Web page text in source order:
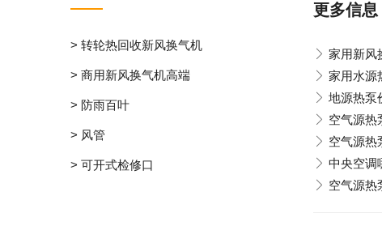
更多信息
家用新风
家用水源
地源热泵
空气源热
空气源热
中央空调
空气源热
> 转轮热回收新风换气机
> 商用新风换气机高端
> 防雨百叶
> 风管
> 可开式检修口